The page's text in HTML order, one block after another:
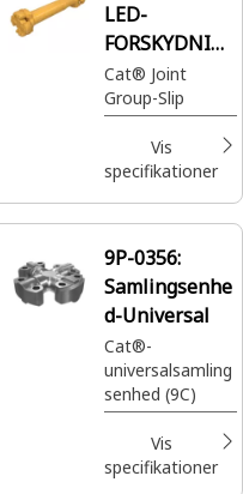
LED-
FORSKYDNIN
G
Cat® Joint
Group-Slip
Vis
specifikationer
9P-0356:
Samlingsenhe
d-Universal
Cat®-
universalsamling
senhed (9C)
Vis
specifikationer